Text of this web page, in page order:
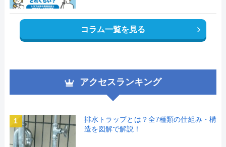
コラム一覧を見る
アクセスランキング
1
排水トラップとは？全7種類の仕組み・構
造を図解で解説！